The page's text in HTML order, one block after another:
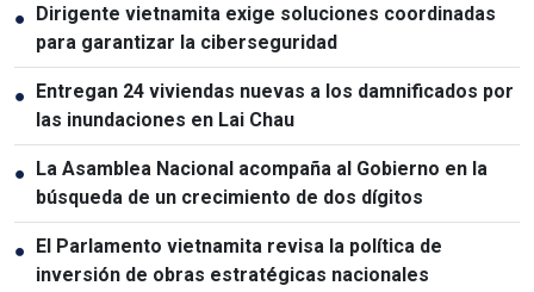
● Dirigente vietnamita exige soluciones coordinadas
para garantizar la ciberseguridad
● Entregan 24 viviendas nuevas a los damnificados por
las inundaciones en Lai Chau
● La Asamblea Nacional acompaña al Gobierno en la
búsqueda de un crecimiento de dos dígitos
● El Parlamento vietnamita revisa la política de
inversión de obras estratégicas nacionales